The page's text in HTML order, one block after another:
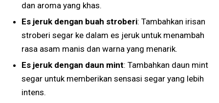
dan aroma yang khas.
Es jeruk dengan buah stroberi: Tambahkan irisan
stroberi segar ke dalam es jeruk untuk menambah
rasa asam manis dan warna yang menarik.
Es jeruk dengan daun mint: Tambahkan daun mint
segar untuk memberikan sensasi segar yang lebih
intens.